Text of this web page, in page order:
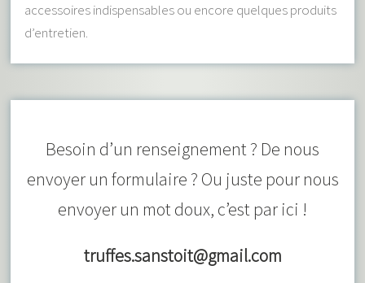
accessoires indispensables ou encore quelques produits
d’entretien.
Besoin d’un renseignement ? De nous
envoyer un formulaire ? Ou juste pour nous
envoyer un mot doux, c’est par ici !
truffes.sanstoit@gmail.com